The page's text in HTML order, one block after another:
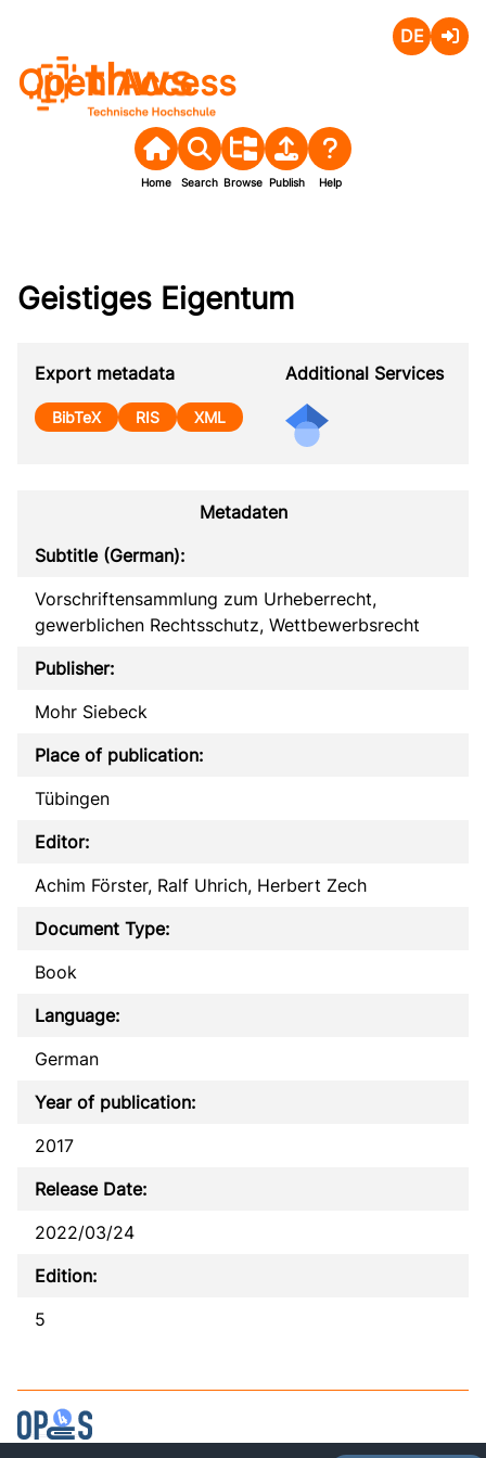
Open Access
Home Search Browse Publish Help
Geistiges Eigentum
Export metadata
BibTeX RIS XML
Additional Services
Metadaten
Subtitle (German):
Vorschriftensammlung zum Urheberrecht,
gewerblichen Rechtsschutz, Wettbewerbsrecht
Publisher:
Mohr Siebeck
Place of publication:
Tübingen
Editor:
Achim Förster, Ralf Uhrich, Herbert Zech
Document Type:
Book
Language:
German
Year of publication:
2017
Release Date:
2022/03/24
Edition:
5